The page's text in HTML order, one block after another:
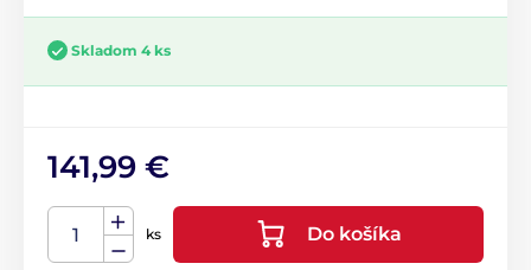
Skladom 4 ks
141,99 €
ks Do košíka